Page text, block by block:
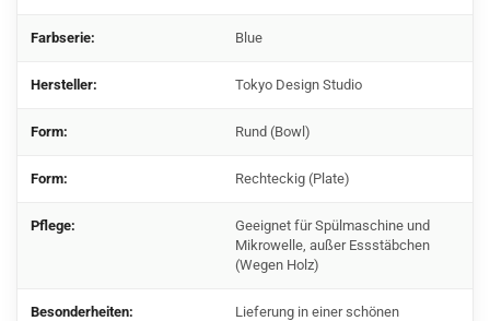
Farbserie: Blue
Hersteller: Tokyo Design Studio
Form: Rund (Bowl)
Form: Rechteckig (Plate)
Pflege:
Geeignet für Spülmaschine und
Mikrowelle, außer Essstäbchen
(Wegen Holz)
Besonderheiten:
Lieferung in einer schönen